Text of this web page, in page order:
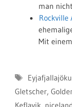
man
Rockville
Mit einem
Schlagwörter
Gletscher,